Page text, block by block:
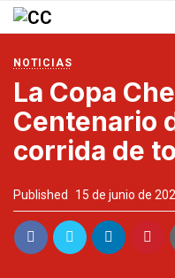
NOTICIAS
La Copa
Centenario
corrida de
Published 15 de junio de